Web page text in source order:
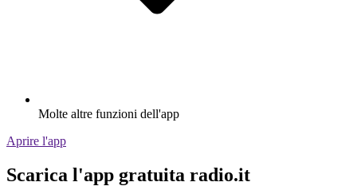
Molte altre funzioni dell'app
Aprire l'app
Scarica l'app gratuita radio.it